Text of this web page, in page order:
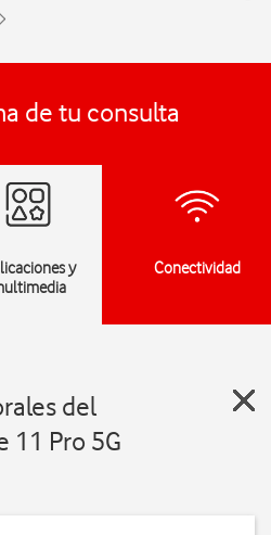
de tu consulta
y
Conectividad
del
11 Pro 5G